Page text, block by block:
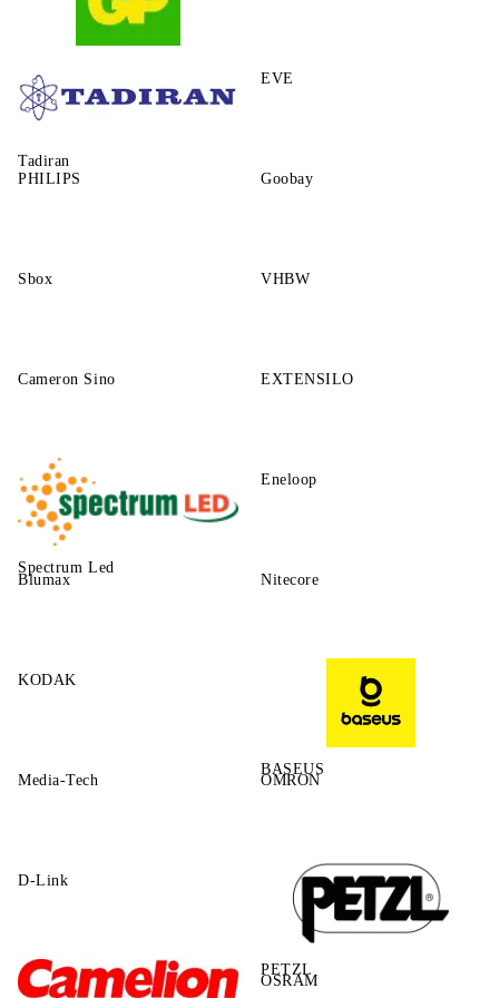
Tadiran
EVE
PHILIPS Goobay
Sbox VHBW
Cameron Sino EXTENSILO
Spectrum Led
Eneloop
Blumax Nitecore
KODAK
BASEUS
Media-Tech OMRON
D-Link
PETZL
OSRAM